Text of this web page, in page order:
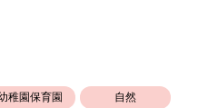
稚園保育園 自然